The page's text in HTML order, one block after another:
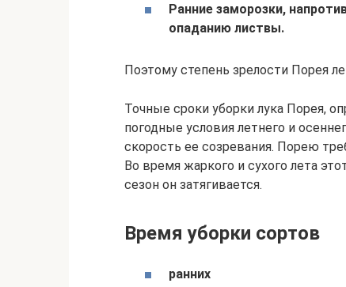
Ранние заморозки,
опаданию листвы.
Поэтому степень зрелости Порея
Точные сроки уборки лука Порея,
погодные условия летнего и
скорость ее созревания. Порею
Во время жаркого и сухого лета
сезон он затягивается.
Время уборки сортов
ранних